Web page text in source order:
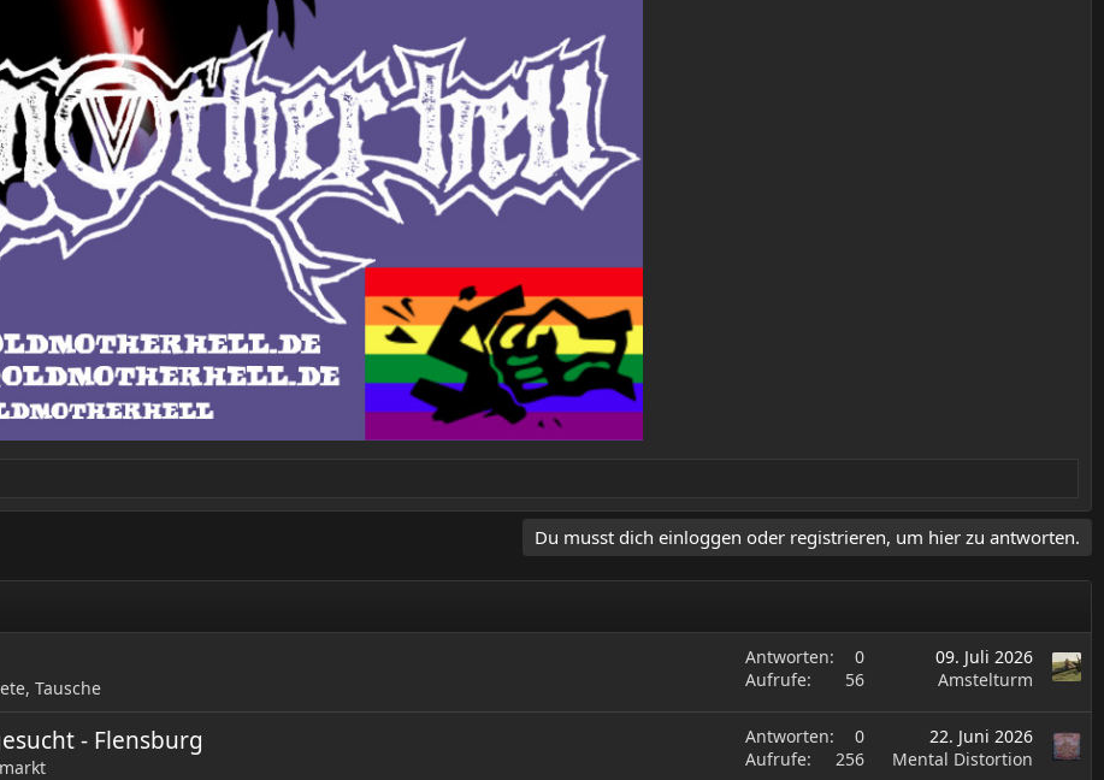
Du musst dich einloggen oder registrieren, um hier zu antworten.
Tausche
Antworten
0
Aufrufe
56
09. Juli 2026
Amstelturm
- Flensburg Antworten
0
Aufrufe
256
22. Juni 2026
Mental Distortion